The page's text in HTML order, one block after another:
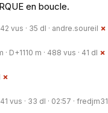
en boucle.
vus · 35 dl · andre.soureil
· D+1110 m · 488 vus · 41 dl
vus · 33 dl · 02:57 · fredjm31